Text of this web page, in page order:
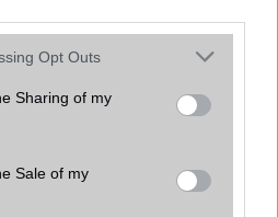
app uses one or more Google
behaviour. You may click to
and its third-party tags to
purposes in below Google
Opt Outs
Sharing of my
Sale of my
rejtett automatizmusai: hat
észrevétlenül könnyíti
Android Police
esküszik, pedig az
a háttérben.